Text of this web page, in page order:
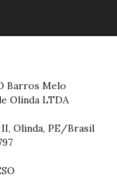
Barros Melo
Olinda LTDA
II, Olinda, PE/Brasil